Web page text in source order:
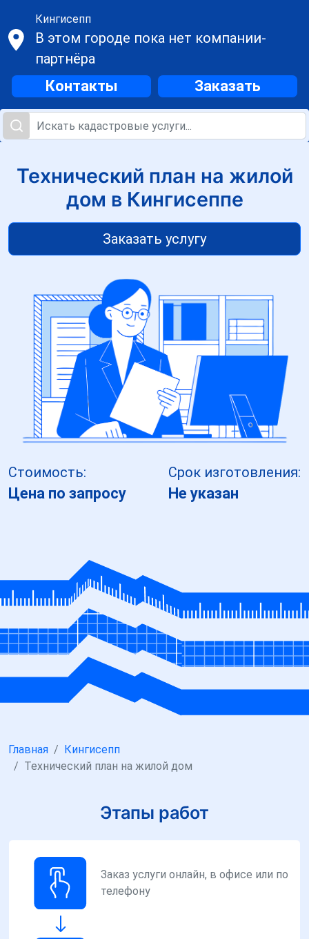
Кингисепп
В этом городе пока нет компании-
партнёра
Контакты Заказать
Технический план на жилой
дом в Кингисеппе
Заказать услугу
Стоимость:
Цена по запросу
Срок изготовления:
Не указан
Главная
Кингисепп
Технический план на жилой дом
Этапы работ
Заказ услуги онлайн, в офисе или по
телефону